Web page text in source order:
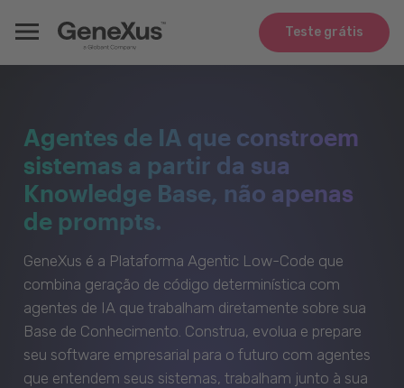
Teste grátis
Agentes de IA que constroem
sistemas a partir da sua
Knowledge Base, não apenas
de prompts.
GeneXus é a Plataforma Agentic Low-Code que
combina geração de código determinística com
agentes de IA que trabalham diretamente sobre sua
Base de Conhecimento. Construa, evolua e prepare
seu software empresarial para o futuro com agentes
que entendem seus sistemas, trabalham junto à sua